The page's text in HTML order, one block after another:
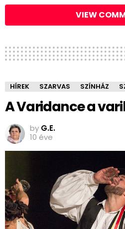
VIEW
HÍREK SZARVAS SZÍNHÁZ
A Varidance a
by G.E.
10 éve